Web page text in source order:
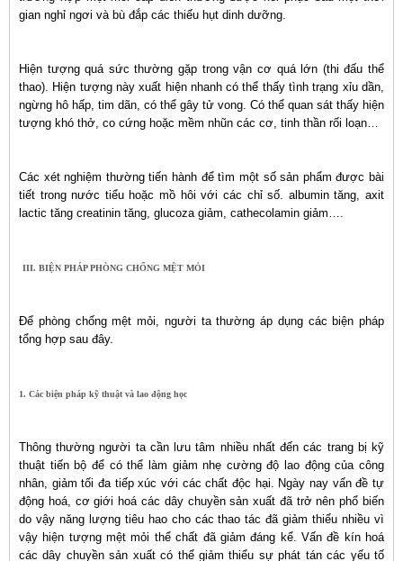
gian nghỉ ngơi và bù đắp các thiếu hụt dinh dưỡng.
Hiện tượng quá sức thường gặp trong vận cơ quá lớn (thi đấu thể
thao). Hiện tượng này xuất hiện nhanh có thể thấy tình trạng xỉu dần,
ngừng hô hấp, tim dãn, có thể gây tử vong. Có thể quan sát thấy hiện
tượng khó thở, co cứng hoặc mềm nhũn các cơ, tinh thần rối loạn…
Các xét nghiệm thường tiến hành để tìm một số sản phẩm được bài
tiết trong nước tiểu hoặc mồ hôi với các chỉ số. albumin tăng, axit
lactic tăng creatinin tăng, glucoza giảm, cathecolamin giảm….
III. BIỆN PHÁP PHÒNG CHỐNG MỆT MỎI
Để phòng chống mệt mỏi, người ta thường áp dụng các biện pháp
tổng hợp sau đây.
1. Các biện pháp kỹ thuật và lao động học
Thông thường người ta cần lưu tâm nhiều nhất đến các trang bị kỹ
thuật tiến bộ để có thể làm giảm nhẹ cường độ lao động của công
nhân, giảm tối đa tiếp xúc với các chất độc hại. Ngày nay vấn đề tự
động hoá, cơ giới hoá các dây chuyền sản xuất đã trở nên phổ biến
do vậy năng lượng tiêu hao cho các thao tác đã giảm thiểu nhiều vì
vậy hiện tượng mệt mỏi thể chất đã giảm đáng kể. Vấn đề kín hoá
các dây chuyền sản xuất có thể giảm thiểu sự phát tán các yếu tố